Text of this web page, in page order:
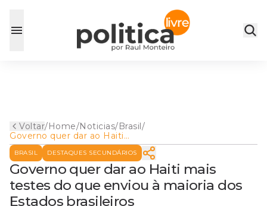
Voltar/Home/Noticias/Brasil/
Governo quer dar ao Haiti
mais testes do que enviou à
maioria dos Estados
brasileiros
BRASIL DESTAQUES SECUNDÁRIOS
Governo quer dar ao Haiti mais
testes do que enviou à maioria dos
Estados brasileiros